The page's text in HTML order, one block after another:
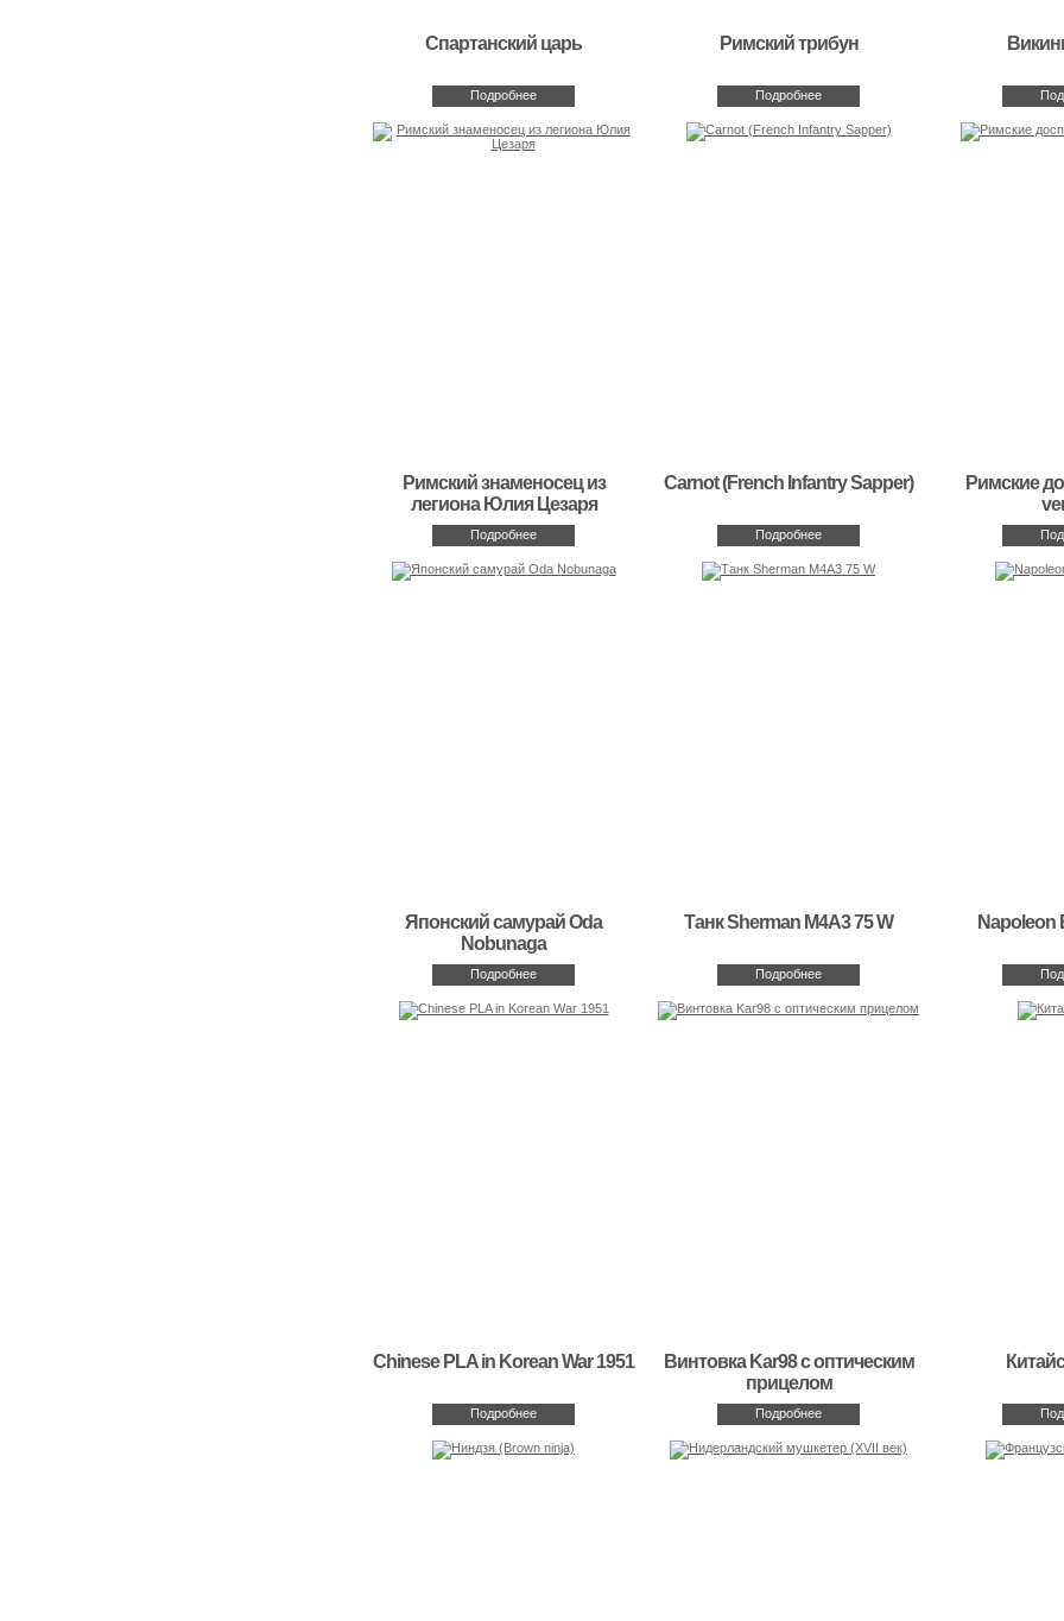
Спартанский царь
Подробнее
Римский трибун
Подробнее
Римский знаменосец из
легиона Юлия Цезаря
Подробнее
Carnot (French Infantry Sapper)
Подробнее
Римские
Японский самурай Oda
Nobunaga
Подробнее
Танк Sherman M4A3 75 W
Подробнее
Napoleon
Chinese PLA in Korean War 1951
Подробнее
Винтовка Kar98 с оптическим
прицелом
Подробнее